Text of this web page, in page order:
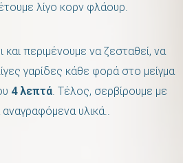
λίγο κορν φλάουρ.
περιμένουμε να ζεσταθεί, να
γαρίδες κάθε φορά στο μείγμα
4 λεπτά. Τέλος, σερβίρουμε με
αναγραφόμενα υλικά..